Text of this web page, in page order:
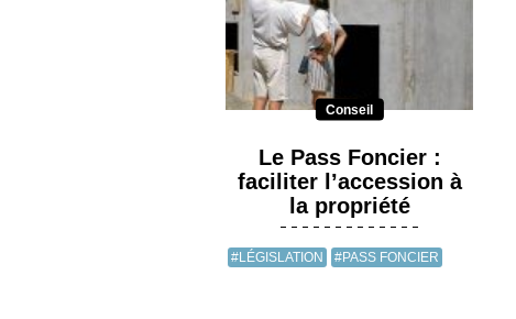
Conseil
Le Pass Foncier :
faciliter l’accession à
la propriété
#LÉGISLATION #PASS FONCIER